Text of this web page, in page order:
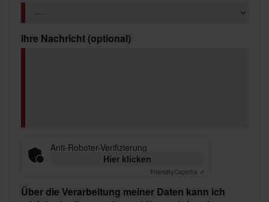
Ihre Nachricht (optional)
Anti-Roboter-Verifizierung
Hier klicken
FriendlyCaptcha ⇗
Über die Verarbeitung meiner Daten kann ich